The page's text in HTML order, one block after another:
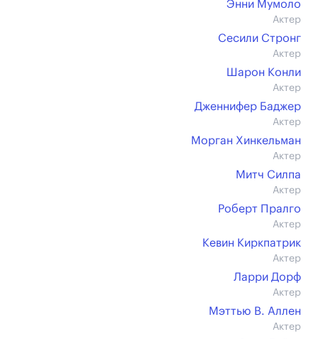
Энни Мумоло
Актер
Сесили Стронг
Актер
Шарон Конли
Актер
Дженнифер Баджер
Актер
Морган Хинкельман
Актер
Митч Силпа
Актер
Роберт Пралго
Актер
Кевин Киркпатрик
Актер
Ларри Дорф
Актер
Мэттью В. Аллен
Актер